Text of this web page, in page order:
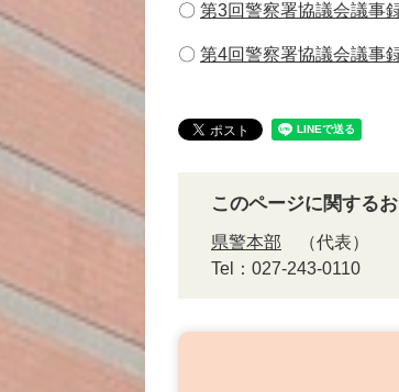
〇 第3回警察署協議会議事
〇 第4回警察署協議会議事
このページに関する
県警本部
代表
Tel：027-243-0110